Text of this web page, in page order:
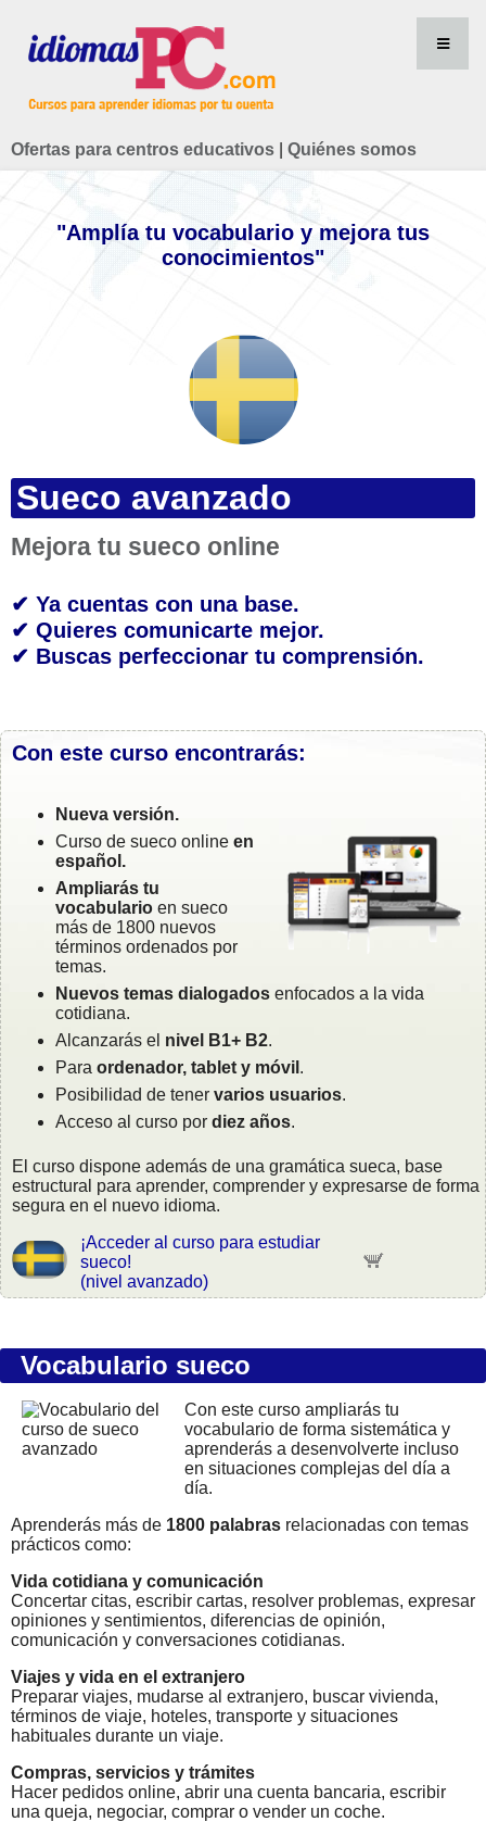
Ofertas para centros educativos Quiénes somos
"Amplía tu vocabulario y mejora tus
conocimientos"
Sueco avanzado
Mejora tu sueco online
✔ Ya cuentas con una base.
✔ Quieres comunicarte mejor.
✔ Buscas perfeccionar tu comprensión.
Con este curso encontrarás:
Nueva versión.
Curso de sueco online en
español.
Ampliarás tu
vocabulario en sueco
más de 1800 nuevos
términos ordenados por
temas.
Nuevos temas dialogados enfocados a la vida
cotidiana.
Alcanzarás el nivel B1+ B2.
Para ordenador, tablet y móvil .
Posibilidad de tener varios usuarios.
Acceso al curso por diez años.
El curso dispone además de una gramática sueca, base
estructural para aprender, comprender y expresarse de forma
segura en el nuevo idioma.
¡Acceder al curso para estudiar
sueco!
(nivel avanzado)
Vocabulario sueco
Con este curso ampliarás tu
vocabulario de forma sistemática y
aprenderás a desenvolverte incluso
en situaciones complejas del día a
día.
Aprenderás más de 1800 palabras relacionadas con temas
prácticos como:
Vida cotidiana y comunicación
Concertar citas, escribir cartas, resolver problemas, expresar
opiniones y sentimientos, diferencias de opinión,
comunicación y conversaciones cotidianas.
Viajes y vida en el extranjero
Preparar viajes, mudarse al extranjero, buscar vivienda,
términos de viaje, hoteles, transporte y situaciones
habituales durante un viaje.
Compras, servicios y trámites
Hacer pedidos online, abrir una cuenta bancaria, escribir
una queja, negociar, comprar o vender un coche.